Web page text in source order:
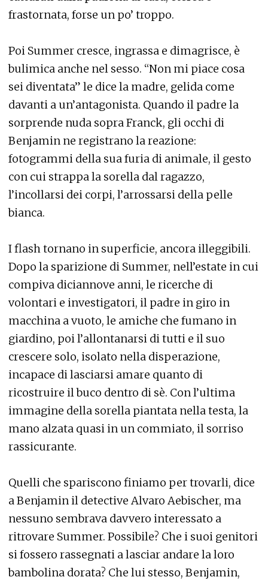
frastornata, forse un po’ troppo.
Poi Summer cresce, ingrassa e dimagrisce, è
bulimica anche nel sesso. “Non mi piace cosa
sei diventata” le dice la madre, gelida come
davanti a un’antagonista. Quando il padre la
sorprende nuda sopra Franck, gli occhi di
Benjamin ne registrano la reazione:
fotogrammi della sua furia di animale, il gesto
con cui strappa la sorella dal ragazzo,
l’incollarsi dei corpi, l’arrossarsi della pelle
bianca.
I flash tornano in superficie, ancora illeggibili.
Dopo la sparizione di Summer, nell’estate in cui
compiva diciannove anni, le ricerche di
volontari e investigatori, il padre in giro in
macchina a vuoto, le amiche che fumano in
giardino, poi l’allontanarsi di tutti e il suo
crescere solo, isolato nella disperazione,
incapace di lasciarsi amare quanto di
ricostruire il buco dentro di sè. Con l’ultima
immagine della sorella piantata nella testa, la
mano alzata quasi in un commiato, il sorriso
rassicurante.
Quelli che spariscono finiamo per trovarli, dice
a Benjamin il detective Alvaro Aebischer, ma
nessuno sembrava davvero interessato a
ritrovare Summer. Possibile? Che i suoi genitori
si fossero rassegnati a lasciar andare la loro
bambolina dorata? Che lui stesso, Benjamin,